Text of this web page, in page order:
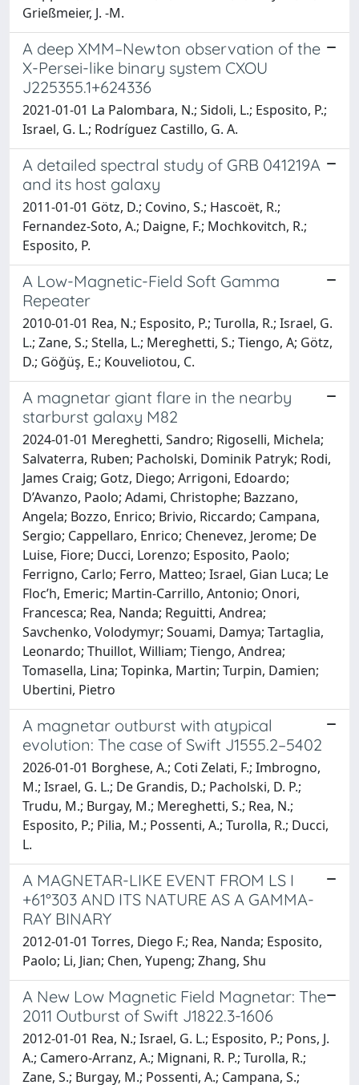
Grießmeier, J. -M.
A deep XMM–Newton observation of the
X-Persei-like binary system CXOU
J225355.1+624336
2021-01-01 La Palombara, N.; Sidoli, L.; Esposito, P.;
Israel, G. L.; Rodríguez Castillo, G. A.
A detailed spectral study of GRB 041219A
and its host galaxy
2011-01-01 Götz, D.; Covino, S.; Hascoët, R.;
Fernandez-Soto, A.; Daigne, F.; Mochkovitch, R.;
Esposito, P.
A Low-Magnetic-Field Soft Gamma
Repeater
2010-01-01 Rea, N.; Esposito, P.; Turolla, R.; Israel, G.
L.; Zane, S.; Stella, L.; Mereghetti, S.; Tiengo, A; Götz,
D.; Göğüş, E.; Kouveliotou, C.
A magnetar giant flare in the nearby
starburst galaxy M82
2024-01-01 Mereghetti, Sandro; Rigoselli, Michela;
Salvaterra, Ruben; Pacholski, Dominik Patryk; Rodi,
James Craig; Gotz, Diego; Arrigoni, Edoardo;
D’Avanzo, Paolo; Adami, Christophe; Bazzano,
Angela; Bozzo, Enrico; Brivio, Riccardo; Campana,
Sergio; Cappellaro, Enrico; Chenevez, Jerome; De
Luise, Fiore; Ducci, Lorenzo; Esposito, Paolo;
Ferrigno, Carlo; Ferro, Matteo; Israel, Gian Luca; Le
Floc’h, Emeric; Martin-Carrillo, Antonio; Onori,
Francesca; Rea, Nanda; Reguitti, Andrea;
Savchenko, Volodymyr; Souami, Damya; Tartaglia,
Leonardo; Thuillot, William; Tiengo, Andrea;
Tomasella, Lina; Topinka, Martin; Turpin, Damien;
Ubertini, Pietro
A magnetar outburst with atypical
evolution: The case of Swift J1555.2–5402
2026-01-01 Borghese, A.; Coti Zelati, F.; Imbrogno,
M.; Israel, G. L.; De Grandis, D.; Pacholski, D. P.;
Trudu, M.; Burgay, M.; Mereghetti, S.; Rea, N.;
Esposito, P.; Pilia, M.; Possenti, A.; Turolla, R.; Ducci,
L.
A MAGNETAR-LIKE EVENT FROM LS I
+61°303 AND ITS NATURE AS A GAMMA-
RAY BINARY
2012-01-01 Torres, Diego F.; Rea, Nanda; Esposito,
Paolo; Li, Jian; Chen, Yupeng; Zhang, Shu
A New Low Magnetic Field Magnetar: The
2011 Outburst of Swift J1822.3-1606
2012-01-01 Rea, N.; Israel, G. L.; Esposito, P.; Pons, J.
A.; Camero-Arranz, A.; Mignani, R. P.; Turolla, R.;
Zane, S.; Burgay, M.; Possenti, A.; Campana, S.;